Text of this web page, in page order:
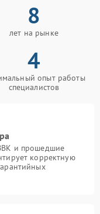
8
лет на рынке
4
опыт работы
специалистов
и прошедшие
корректную